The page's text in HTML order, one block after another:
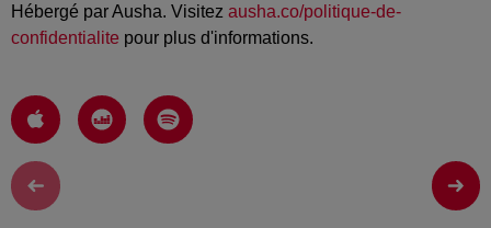
Hébergé par Ausha. Visitez ausha.co/politique-de-
confidentialite pour plus d'informations.